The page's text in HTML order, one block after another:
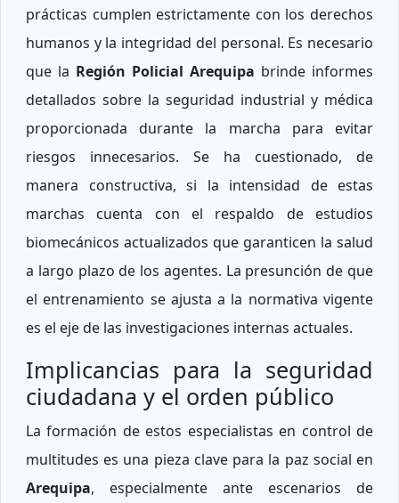
prácticas cumplen estrictamente con los derechos
humanos y la integridad del personal. Es necesario
que la Región Policial Arequipa brinde informes
detallados sobre la seguridad industrial y médica
proporcionada durante la marcha para evitar
riesgos innecesarios. Se ha cuestionado, de
manera constructiva, si la intensidad de estas
marchas cuenta con el respaldo de estudios
biomecánicos actualizados que garanticen la salud
a largo plazo de los agentes. La presunción de que
el entrenamiento se ajusta a la normativa vigente
es el eje de las investigaciones internas actuales.
Implicancias para la seguridad
ciudadana y el orden público
La formación de estos especialistas en control de
multitudes es una pieza clave para la paz social en
Arequipa, especialmente ante escenarios de